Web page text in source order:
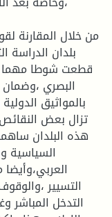
من خلال المقارنة
بلدان الدراسة
قطعت شوطا مهما
البصري ،وضمان
بالمواثيق
تزال بعض
هذه البلدان
السياسية
التسيير
التدخل